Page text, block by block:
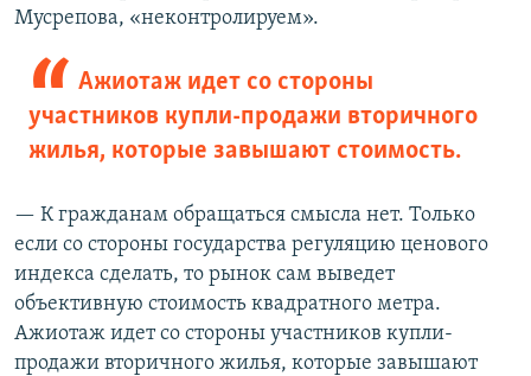
Мусрепова, «неконтролируем».
Ажиотаж идет со стороны
участников купли-продажи вторичного
жилья, которые завышают стоимость.
— К гражданам обращаться смысла нет. Только
если со стороны государства регуляцию ценового
индекса сделать, то рынок сам выведет
объективную стоимость квадратного метра.
Ажиотаж идет со стороны участников купли-
продажи вторичного жилья, которые завышают